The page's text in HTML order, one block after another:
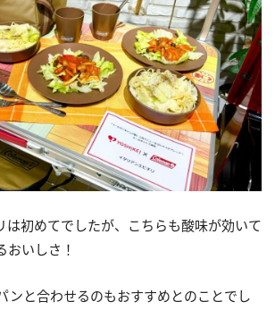
は初めてでしたが、こちらも酸味が効いて
おいしさ！
ンと合わせるのもおすすめとのことでし